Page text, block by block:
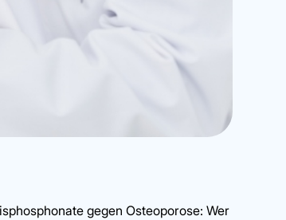
gegen Osteoporose: Wer